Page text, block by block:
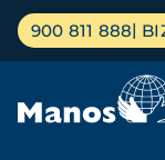
Pasar
contenido
Menú
principal
900 811 888